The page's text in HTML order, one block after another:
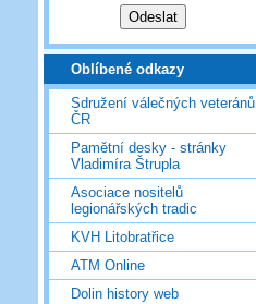
Oblíbené odkazy
Sdružení válečných veteránů
ČR
Pamětní desky - stránky
Vladimíra Štrupla
Asociace nositelů
legionářských tradic
KVH Litobratřice
ATM Online
Dolin history web